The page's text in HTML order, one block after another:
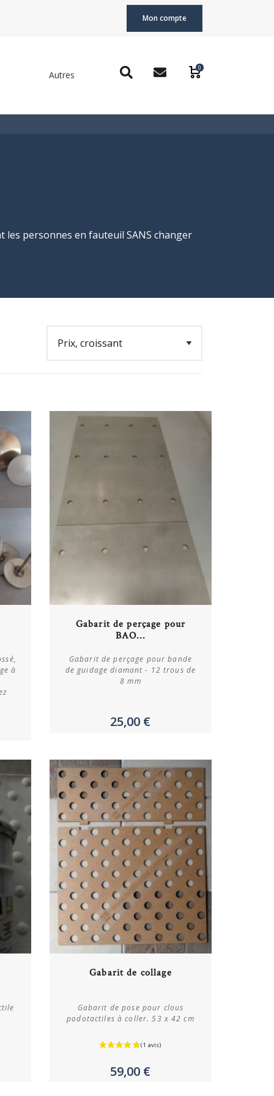
Mon compte
Autres
0
personnes en fauteuil SANS changer
à
Acheter
Gabarit de perçage pour
BAO...
Gabarit de perçage pour bande
de guidage diamant - 12 trous de
8 mm
25,00 €
Plus de détails
Gabarit de collage
Gabarit de pose pour clous
podotactiles à coller. 53 x 42 cm
59,00 €